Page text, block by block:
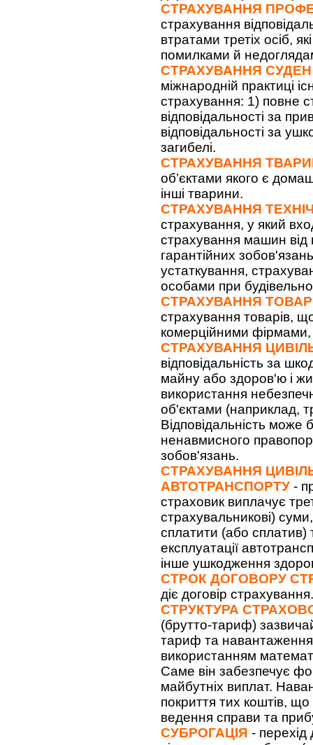
СТРАХУВАННЯ
страхування
втратами третіх осіб,
помилками й
СТРАХУВАННЯ СУДЕН
міжнародній практиці
страхування: 1) повне
відповідальності за
відповідальності за
загибелі.
СТРАХУВАННЯ
об’єктами якого є
інші тварини.
СТРАХУВАННЯ
страхування, у який
страхування машин від
гарантійних
устаткування,
особами при
СТРАХУВАННЯ
страхування товарів,
комерційними фірмами,
СТРАХУВАННЯ
відповідальність за
майну або здоров'ю і
використання
об'єктами (наприклад,
Відповідальність може
ненавмисного
зобов'язань.
СТРАХУВАННЯ
АВТОТРАНСПОРТУ -
страховик виплачує
страхувальникові)
сплатити (або сплатив)
експлуатації
інше ушкодження
СТРОК ДОГОВОРУ
діє договір страхування.
СТРУКТУРА
(брутто-тариф)
тариф та
використанням
Саме він забезпечує
майбутніх виплат.
покриття тих коштів,
ведення справи та
СУБРОГАЦІЯ -